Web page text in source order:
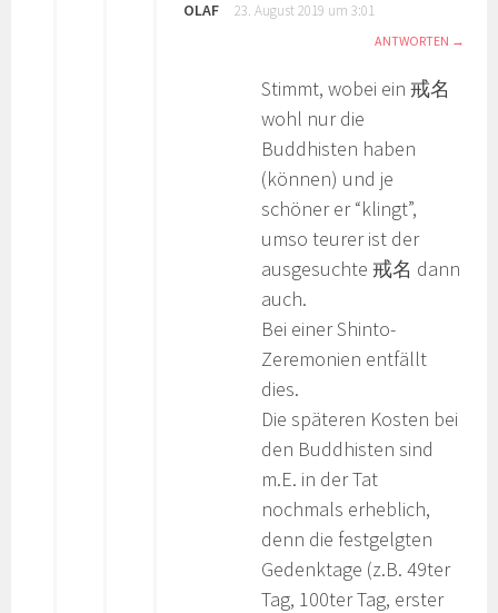
OLAF 23. August 2019 um 3:01
ANTWORTEN
Stimmt, wobei ein 戒名
wohl nur die
Buddhisten haben
(können) und je
schöner er “klingt”,
umso teurer ist der
ausgesuchte 戒名 dann
auch.
Bei einer Shinto-
Zeremonien entfällt
dies.
Die späteren Kosten bei
den Buddhisten sind
m.E. in der Tat
nochmals erheblich,
denn die festgelgten
Gedenktage (z.B. 49ter
Tag, 100ter Tag, erster